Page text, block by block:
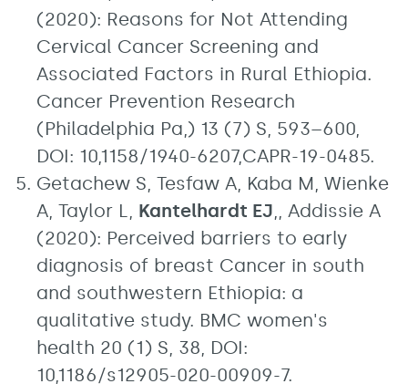
(2020): Reasons for Not Attending
Cervical Cancer Screening and
Associated Factors in Rural Ethiopia.
Cancer Prevention Research
(Philadelphia Pa,) 13 (7) S, 593–600,
DOI: 10,1158/1940-6207,CAPR-19-0485.
Getachew S, Tesfaw A, Kaba M, Wienke
A, Taylor L, Kantelhardt EJ,, Addissie A
(2020): Perceived barriers to early
diagnosis of breast Cancer in south
and southwestern Ethiopia: a
qualitative study. BMC women's
health 20 (1) S, 38, DOI:
10,1186/s12905-020-00909-7.